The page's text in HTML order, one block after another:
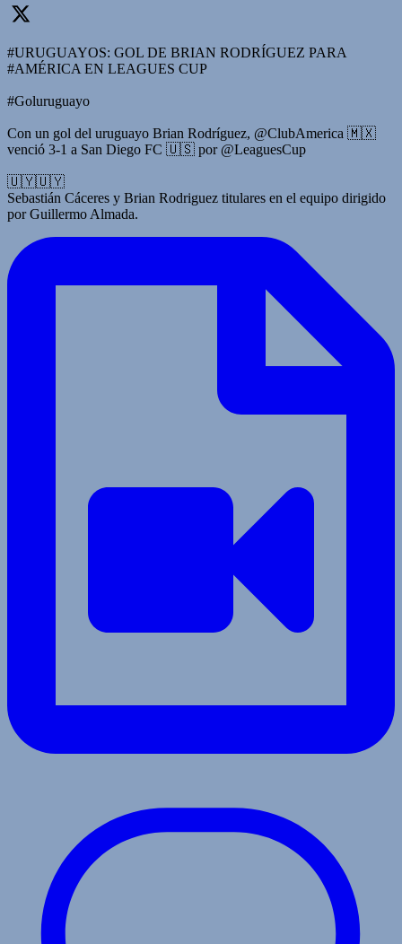
#URUGUAYOS: GOL DE BRIAN RODRÍGUEZ PARA
#AMÉRICA EN LEAGUES CUP
#Goluruguayo
Con un gol del uruguayo Brian Rodríguez, @ClubAmerica 🇲🇽
venció 3-1 a San Diego FC 🇺🇸 por @LeaguesCup
🇺🇾🇺🇾
Sebastián Cáceres y Brian Rodriguez titulares en el equipo dirigido
por Guillermo Almada.